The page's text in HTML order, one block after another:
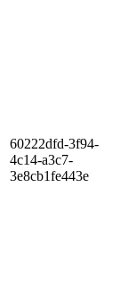
60222dfd-3f94-
4c14-a3c7-
3e8cb1fe443e